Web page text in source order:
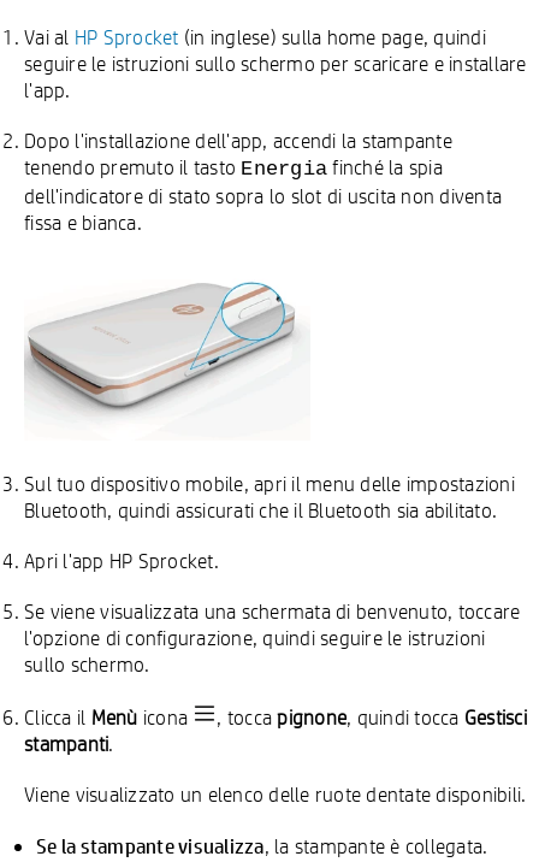
Vai al HP Sprocket (in inglese) sulla home page, quindi
seguire le istruzioni sullo schermo per scaricare e installare
l'app.
Dopo l'installazione dell'app, accendi la stampante
tenendo premuto il tasto Energia finché la spia
dell'indicatore di stato sopra lo slot di uscita non diventa
fissa e bianca.
Sul tuo dispositivo mobile, apri il menu delle impostazioni
Bluetooth, quindi assicurati che il Bluetooth sia abilitato.
Apri l'app HP Sprocket.
Se viene visualizzata una schermata di benvenuto, toccare
l'opzione di configurazione, quindi seguire le istruzioni
sullo schermo.
Clicca il Menù icona , toccapignone, quindi tocca Gestisci
stampanti.
Viene visualizzato un elenco delle ruote dentate disponibili.
Se la stampante visualizza, la stampante è collegata.